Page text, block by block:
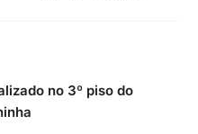
no 3º piso do